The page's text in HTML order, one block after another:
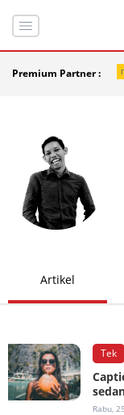
Premium Partner :
Artikel
Tek
Rabu,